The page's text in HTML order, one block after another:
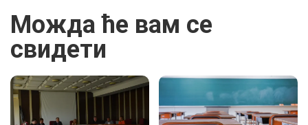
Можда ће вам се
свидети